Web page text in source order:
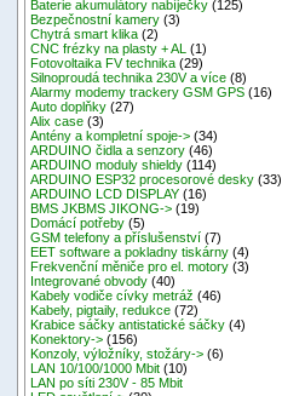
Baterie akumulátory nabíječky (125)
Bezpečnostní kamery (3)
Chytrá smart klika (2)
CNC frézky na plasty + AL
(1)
Fotovoltaika FV technika (29)
Silnoproudá technika 230V a více (8)
Alarmy modemy trackery GSM GPS (16)
Auto doplňky (27)
Alix case (3)
Antény a kompletní spoje-> (34)
ARDUINO čidla a senzory (46)
ARDUINO moduly shieldy (114)
ARDUINO ESP32 procesorové desky (33)
ARDUINO LCD DISPLAY (16)
BMS JKBMS JIKONG-> (19)
Domácí potřeby (5)
GSM telefony a příslušenství (7)
EET software a pokladny tiskárny (4)
Frekvenční měniče pro el. motory (3)
Integrované obvody (40)
Kabely vodiče cívky metráž (46)
Kabely, pigtaily, redukce (72)
Krabice sáčky antistatické sáčky (4)
Konektory-> (156)
Konzoly, výložníky, stožáry-> (6)
LAN 10/100/1000 Mbit (10)
LAN po síti 230V - 85 Mbit